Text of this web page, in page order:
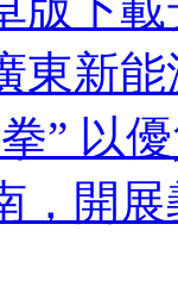
東新
” 以
，開